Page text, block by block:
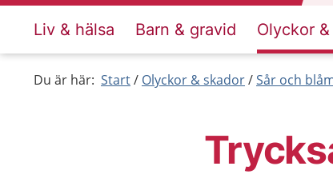
Liv & hälsa Barn & gravid Olyckor
Du är här: Start Olyckor & skador Sår och